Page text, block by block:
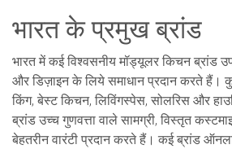
भारत के प्रमुख ब्रांड
भारत में कई विश्वसनीय मॉड्यूलर किचन ब्रांड
और डिज़ाइन के लिये समाधान प्रदान करते हैं।
किंग, बेस्ट किचन, लिविंगस्पेस, सोलरिस और
ब्रांड उच्च गुणवत्ता वाले सामग्री, विस्तृत
बेहतरीन वारंटी प्रदान करते हैं। कई ब्रांड